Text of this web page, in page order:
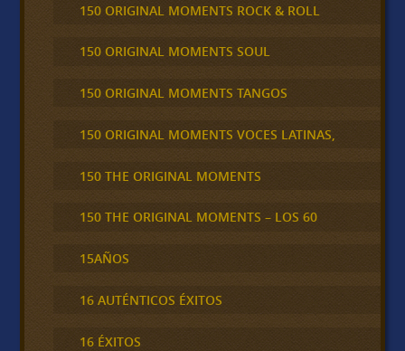
150 ORIGINAL MOMENTS ROCK & ROLL
150 ORIGINAL MOMENTS SOUL
150 ORIGINAL MOMENTS TANGOS
150 ORIGINAL MOMENTS VOCES LATINAS,
150 THE ORIGINAL MOMENTS
150 THE ORIGINAL MOMENTS – LOS 60
15AÑOS
16 AUTÉNTICOS ÉXITOS
16 ÉXITOS